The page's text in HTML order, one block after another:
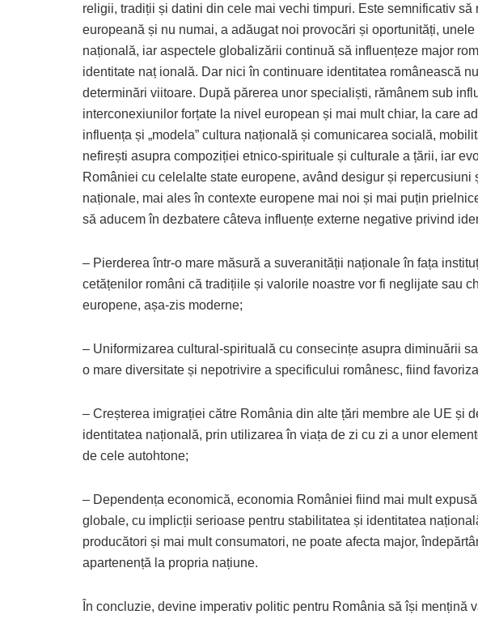
religii, tradiții și datini din cele mai vechi timpuri. Este semnificativ să
europeană și nu numai, a adăugat noi provocări și oportunități,
națională, iar aspectele globalizării continuă să influențeze major
identitate naț ională. Dar nici în continuare identitatea românească
determinări viitoare. După părerea unor specialiști, rămânem sub
interconexiunilor forțate la nivel european și mai mult chiar, la care
influența și „modela” cultura națională și comunicarea socială,
nefirești asupra compoziției etnico-spirituale și culturale a țării, iar
României cu celelalte state europene, având desigur și repercusiuni
naționale, mai ales în contexte europene mai noi și mai puțin
să aducem în dezbatere câteva influențe externe negative privind
– Pierderea într-o mare măsură a suveranității naționale în fața
cetățenilor români că tradițiile și valorile noastre vor fi neglijate sau
europene, așa-zis moderne;
– Uniformizarea cultural-spirituală cu consecințe asupra diminuării
o mare diversitate și nepotrivire a specificului românesc, fiind
– Creșterea imigrației către România din alte țări membre ale UE și
identitatea națională, prin utilizarea în viața de zi cu zi a unor
de cele autohtone;
– Dependența economică, economia României fiind mai mult
globale, cu implicții serioase pentru stabilitatea și identitatea
producători și mai mult consumatori, ne poate afecta major,
apartenență la propria națiune.
În concluzie, devine imperativ politic pentru România să își mențină